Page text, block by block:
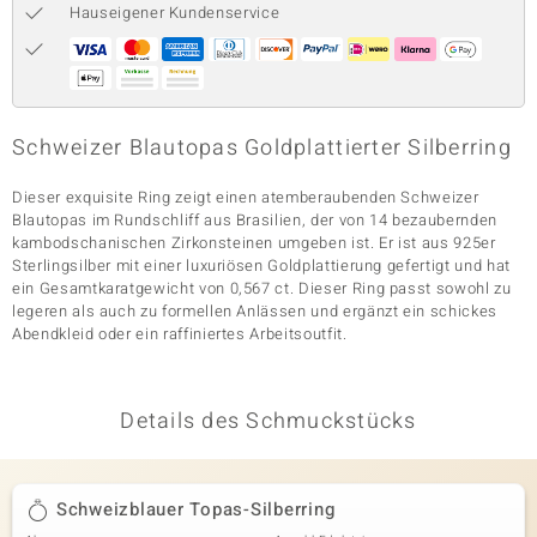
Classics
Hauseigener Kundenservice
Schweizer Blautopas Goldplattierter Silberring
Dieser exquisite Ring zeigt einen atemberaubenden Schweizer
Blautopas im Rundschliff aus Brasilien, der von 14 bezaubernden
kambodschanischen Zirkonsteinen umgeben ist. Er ist aus 925er
Sterlingsilber mit einer luxuriösen Goldplattierung gefertigt und hat
ein Gesamtkaratgewicht von 0,567 ct. Dieser Ring passt sowohl zu
legeren als auch zu formellen Anlässen und ergänzt ein schickes
Abendkleid oder ein raffiniertes Arbeitsoutfit.
Details des Schmuckstücks
Schweizblauer Topas-Silberring